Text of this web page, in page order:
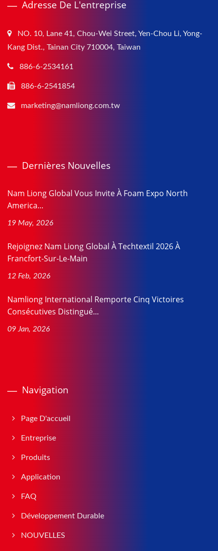
Adresse De L'entreprise
NO. 10, Lane 41, Chou-Wei Street, Yen-Chou Li, Yong-
Kang Dist., Tainan City 710004, Taiwan
886-6-2534161
886-6-2541854
marketing@namliong.com.tw
Dernières Nouvelles
Nam Liong Global Vous Invite À Foam Expo North
America...
19 May, 2026
Rejoignez Nam Liong Global À Techtextil 2026 À
Francfort-Sur-Le-Main
12 Feb, 2026
Namliong International Remporte Cinq Victoires
Consécutives Distingué...
09 Jan, 2026
Navigation
Page D'accueil
Entreprise
Produits
Application
FAQ
Développement Durable
NOUVELLES